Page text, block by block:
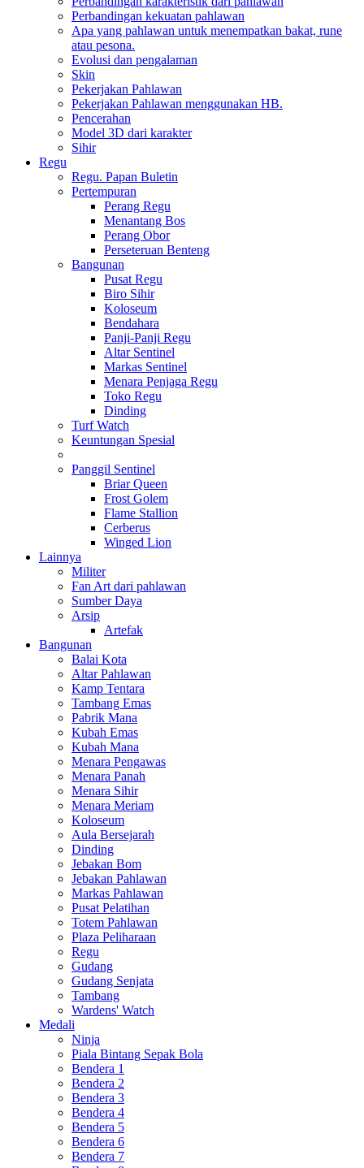
Perbandingan kekuatan pahlawan
Apa yang pahlawan untuk menempatkan bakat, rune
atau pesona.
Evolusi dan pengalaman
Skin
Pekerjakan Pahlawan
Pekerjakan Pahlawan menggunakan HB.
Pencerahan
Model 3D dari karakter
Sihir
Regu
Regu. Papan Buletin
Pertempuran
Perang Regu
Menantang Bos
Perang Obor
Perseteruan Benteng
Bangunan
Pusat Regu
Biro Sihir
Koloseum
Bendahara
Panji-Panji Regu
Altar Sentinel
Markas Sentinel
Menara Penjaga Regu
Toko Regu
Dinding
Turf Watch
Keuntungan Spesial
Panggil Sentinel
Briar Queen
Frost Golem
Flame Stallion
Cerberus
Winged Lion
Lainnya
Militer
Fan Art dari pahlawan
Sumber Daya
Arsip
Artefak
Bangunan
Balai Kota
Altar Pahlawan
Kamp Tentara
Tambang Emas
Pabrik Mana
Kubah Emas
Kubah Mana
Menara Pengawas
Menara Panah
Menara Sihir
Menara Meriam
Koloseum
Aula Bersejarah
Dinding
Jebakan Bom
Jebakan Pahlawan
Markas Pahlawan
Pusat Pelatihan
Totem Pahlawan
Plaza Peliharaan
Regu
Gudang
Gudang Senjata
Tambang
Wardens' Watch
Medali
Ninja
Piala Bintang Sepak Bola
Bendera 1
Bendera 2
Bendera 3
Bendera 4
Bendera 5
Bendera 6
Bendera 7